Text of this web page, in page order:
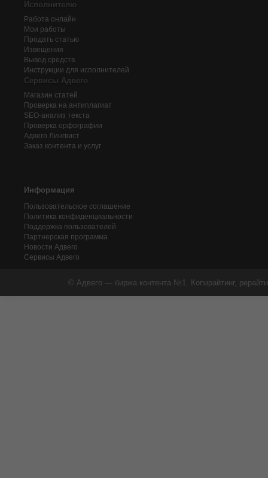
Исполнителю
Работа онлайн
Мои работы
Продать статью
Извещения
Вывод средств
Инструкции для исполнителей
Сервисы Адвего
Магазин статей
Проверка на антиплагиат
SEO-анализ текста
Проверка орфографии
Адвего Лингвист
Заказ контента и услуг
Информация
Пользовательское соглашение
Политика конфиденциальности
Поддержка пользователей
Партнерская программа
Новости Адвего
Сервисы Адвего
© Адвего — биржа контента №1. Копирайтинг,